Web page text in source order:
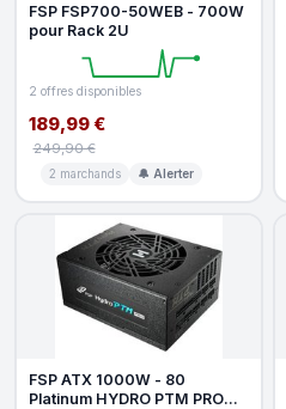
FSP FSP700-50WEB - 700W
pour Rack 2U
2 offres disponibles
189,99 €
249,90 €
2 marchands 🔔 Alerter
FSP ATX 1000W - 80
Platinum HYDRO PTM PRO